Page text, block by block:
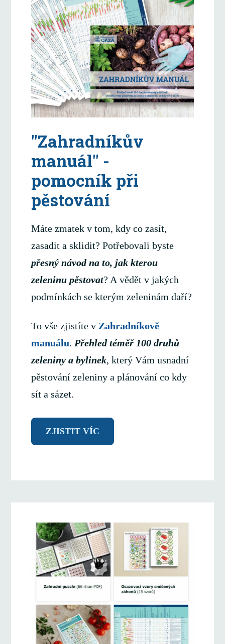
"Zahradníkův
manuál" -
pomocník při
pěstování
Máte zmatek v tom, kdy co zasít,
zasadit a sklidit? Potřebovali byste
přesný návod na to, jak kterou
zeleninu pěstovat? A vědět v jakých
podmínkách se kterým zeleninám daří?
To vše zjistíte v Zahradníkově
manuálu. Přehled téměř 100 druhů
zeleniny a bylinek, který Vám usnadní
pěstování zeleniny a plánování co kdy
sít a sázet.
ZJISTIT VÍC